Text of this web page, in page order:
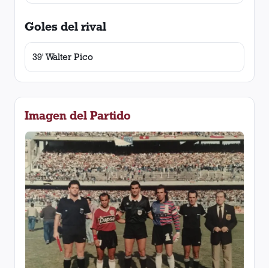
Goles del rival
39' Walter Pico
Imagen del Partido